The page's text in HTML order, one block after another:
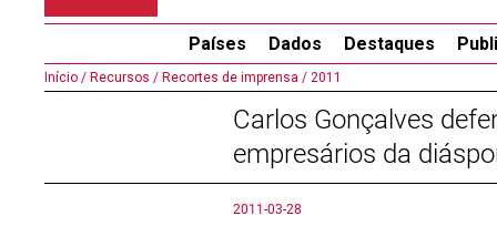
Países Dados Destaques
Início / Recursos / Recortes de imprensa / 2011
Carlos Gonçalves
empresários da
2011-03-28